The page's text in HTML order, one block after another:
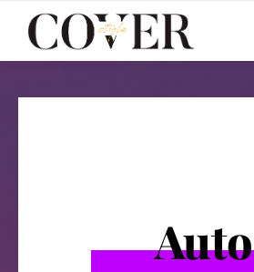
content
Auto